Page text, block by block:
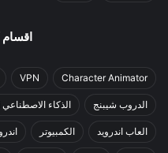
Character Animator
VPN
الدروب شيبنج الذكاء الاصطناعي Ai
العاب اندرويد الكمبيوتر